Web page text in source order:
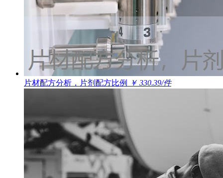
片材配方分析，片剂配方比例 ￥ 330.39/件